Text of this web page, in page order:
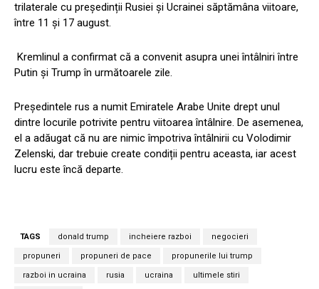
trilaterale cu președinții Rusiei și Ucrainei săptămâna viitoare,
între 11 și 17 august.
Kremlinul a confirmat că a convenit asupra unei întâlniri între
Putin și Trump în următoarele zile.
Președintele rus a numit Emiratele Arabe Unite drept unul
dintre locurile potrivite pentru viitoarea întâlnire. De asemenea,
el a adăugat că nu are nimic împotriva întâlnirii cu Volodimir
Zelenski, dar trebuie create condiții pentru aceasta, iar acest
lucru este încă departe.
TAGS donald trump incheiere razboi negocieri
propuneri propuneri de pace propunerile lui trump
razboi in ucraina rusia ucraina ultimele stiri